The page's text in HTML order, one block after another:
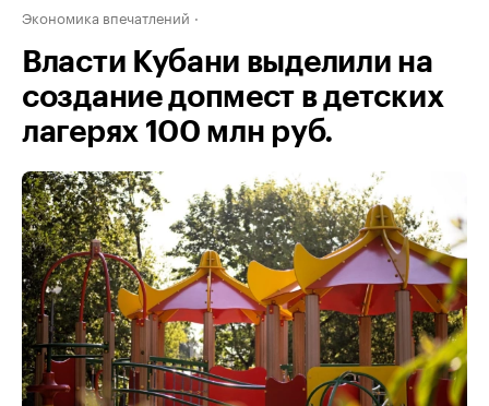
Экономика впечатлений
Власти Кубани выделили на
создание допмест в детских
лагерях 100 млн руб.